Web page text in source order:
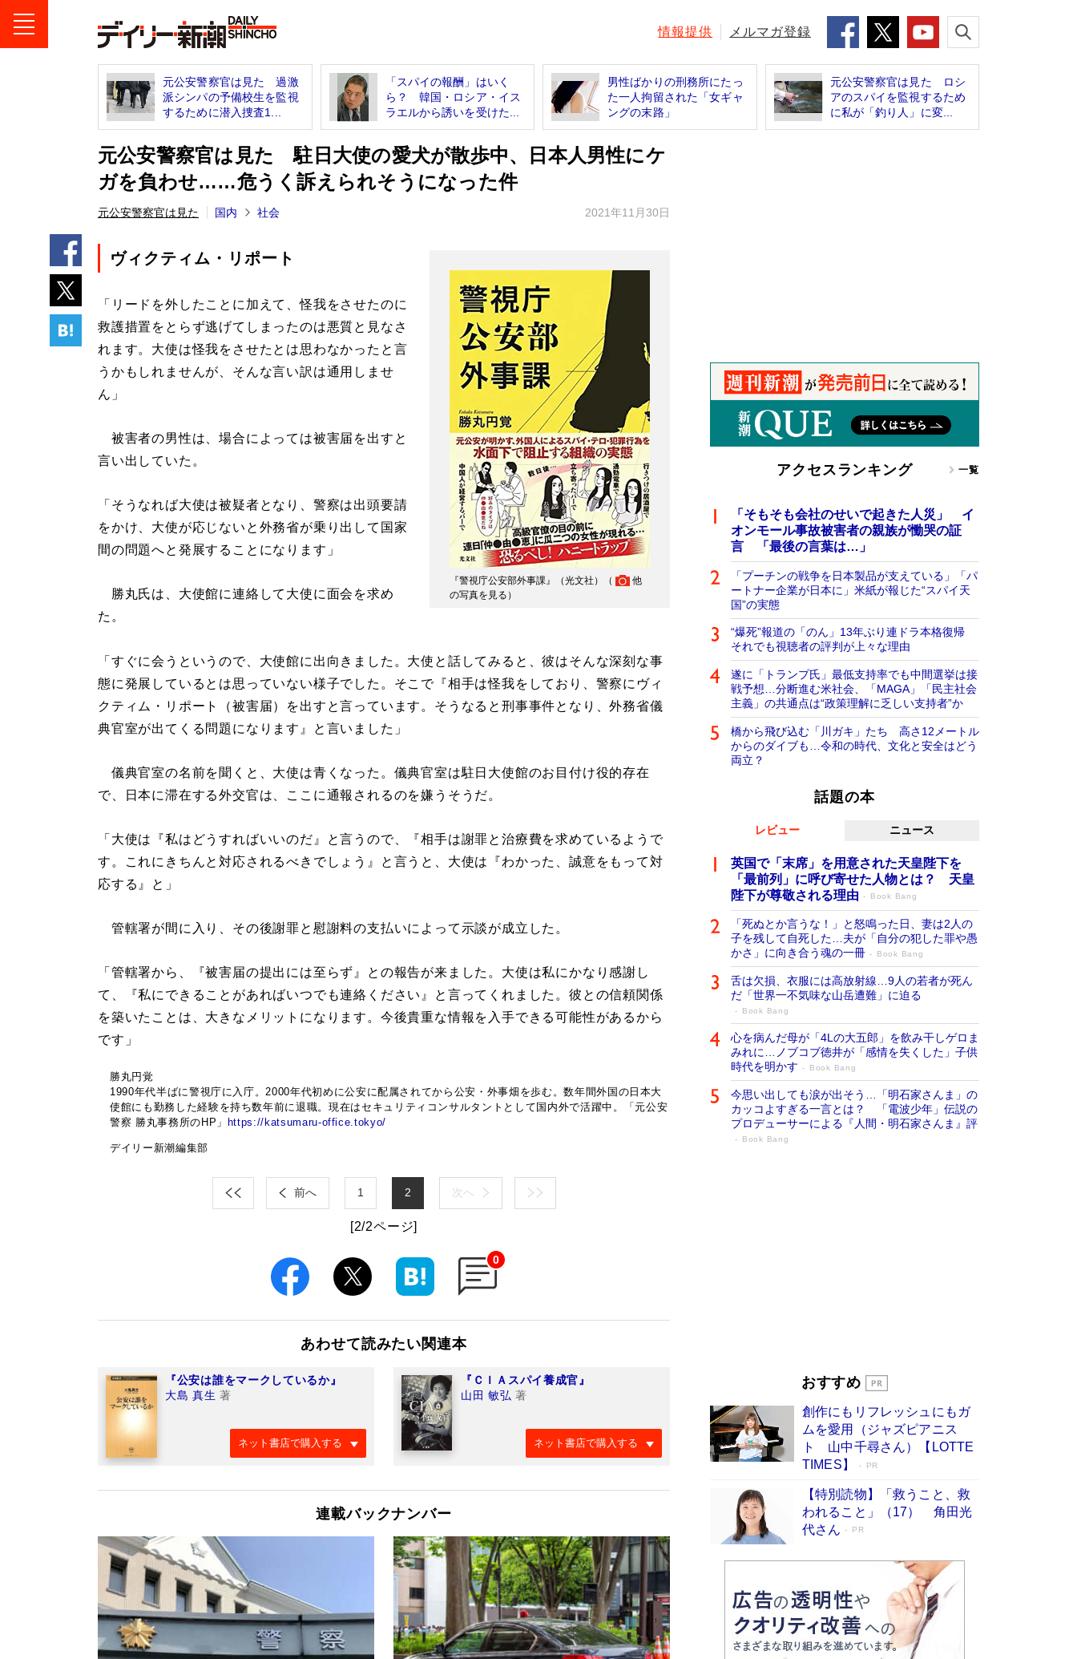
情報提供 メルマガ登録
元公安警察官は見た 過激
派シンパの予備校生を監視
するために潜入捜査1...
「スパイの報酬」はいく
ら？ 韓国・ロシア・イス
ラエルから誘いを受けた...
男性ばかりの刑務所にたっ
た一人拘留された「女ギャ
ングの末路」
元公安警察官は見た ロシ
アのスパイを監視するため
に私が「釣り人」に変...
元公安警察官は見た 駐日大使の愛犬が散歩中、日本人男性にケ
ガを負わせ……危うく訴えられそうになった件
元公安警察官は見た 国内 社会 2021年11月30日
『警視庁公安部外事課』（光文社）（
他
の写真を見る ）
ヴィクティム・リポート
「リードを外したことに加えて、怪我をさせたのに
救護措置をとらず逃げてしまったのは悪質と見なさ
れます。大使は怪我をさせたとは思わなかったと言
うかもしれませんが、そんな言い訳は通用しませ
ん」
被害者の男性は、場合によっては被害届を出すと
言い出していた。
「そうなれば大使は被疑者となり、警察は出頭要請
をかけ、大使が応じないと外務省が乗り出して国家
間の問題へと発展することになります」
勝丸氏は、大使館に連絡して大使に面会を求め
た。
「すぐに会うというので、大使館に出向きました。大使と話してみると、彼はそんな深刻な事
態に発展しているとは思っていない様子でした。そこで『相手は怪我をしており、警察にヴィ
クティム・リポート（被害届）を出すと言っています。そうなると刑事事件となり、外務省儀
典官室が出てくる問題になります』と言いました」
儀典官室の名前を聞くと、大使は青くなった。儀典官室は駐日大使館のお目付け役的存在
で、日本に滞在する外交官は、ここに通報されるのを嫌うそうだ。
「大使は『私はどうすればいいのだ』と言うので、『相手は謝罪と治療費を求めているようで
す。これにきちんと対応されるべきでしょう』と言うと、大使は『わかった、誠意をもって対
応する』と」
管轄署が間に入り、その後謝罪と慰謝料の支払いによって示談が成立した。
「管轄署から、『被害届の提出には至らず』との報告が来ました。大使は私にかなり感謝し
て、『私にできることがあればいつでも連絡ください』と言ってくれました。彼との信頼関係
を築いたことは、大きなメリットになります。今後貴重な情報を入手できる可能性があるから
です」
勝丸円覚
1990年代半ばに警視庁に入庁。2000年代初めに公安に配属されてから公安・外事畑を歩む。数年間外国の日本大
使館にも勤務した経験を持ち数年前に退職。現在はセキュリティコンサルタントとして国内外で活躍中。「元公安
警察 勝丸事務所のHP」
https://katsumaru-office.tokyo/
デイリー新潮編集部
前へ 1 2 次へ
[2/2ページ]
0
あわせて読みたい関連本
『公安は誰をマークしているか』
大島 真生 著
ネット書店で購入する
『ＣＩＡスパイ養成官』
山田 敏弘 著
ネット書店で購入する
連載バックナンバー
アクセスランキング 一覧
「そもそも会社のせいで起きた人災」 イ
オンモール事故被害者の親族が慟哭の証
言 「最後の言葉は…」
「プーチンの戦争を日本製品が支えている」「パ
ートナー企業が日本に」米紙が報じた“スパイ天
国”の実態
“爆死”報道の「のん」13年ぶり連ドラ本格復帰
それでも視聴者の評判が上々な理由
遂に「トランプ氏」最低支持率でも中間選挙は接
戦予想…分断進む米社会、「MAGA」「民主社会
主義」の共通点は“政策理解に乏しい支持者”か
橋から飛び込む「川ガキ」たち 高さ12メートル
からのダイブも…令和の時代、文化と安全はどう
両立？
話題の本
レビュー ニュース
英国で「末席」を用意された天皇陛下を
「最前列」に呼び寄せた人物とは？ 天皇
陛下が尊敬される理由
Book Bang
「死ぬとか言うな！」と怒鳴った日、妻は2人の
子を残して自死した…夫が「自分の犯した罪や愚
かさ」に向き合う魂の一冊
Book Bang
舌は欠損、衣服には高放射線…9人の若者が死ん
だ「世界一不気味な山岳遭難」に迫る
Book Bang
心を病んだ母が「4Lの大五郎」を飲み干しゲロま
みれに…ノブコブ徳井が「感情を失くした」子供
時代を明かす
Book Bang
今思い出しても涙が出そう…「明石家さんま」の
カッコよすぎる一言とは？ 「電波少年」伝説の
プロデューサーによる『人間・明石家さんま』評
Book Bang
開発への関心を押し上げた18年の物語に幕 特装
Book Bang
「不意に涙が出そうに…」高嶋政伸が明かし
た“13歳の娘を暴行する役”への葛藤 インティマ
シーコーディネーターに支えられたNHK『大奥』
おすすめ
創作にもリフレッシュにもガ
ムを愛用（ジャズピアニス
ト 山中千尋さん）【LOTTE
TIMES】
PR
【特別読物】「救うこと、救
われること」（17） 角田光
代さん
PR